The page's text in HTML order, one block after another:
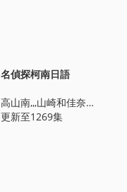
名偵探柯南日語
高山南,,,山崎和佳奈,,,神穀明,,,小山力也,,,林原惠美
更新至1269集